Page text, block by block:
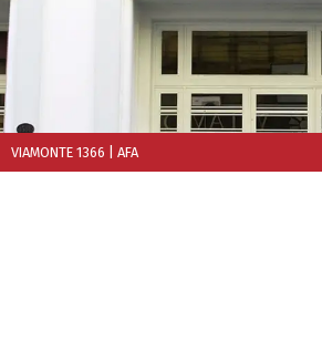
VIAMONTE 1366 | AFA